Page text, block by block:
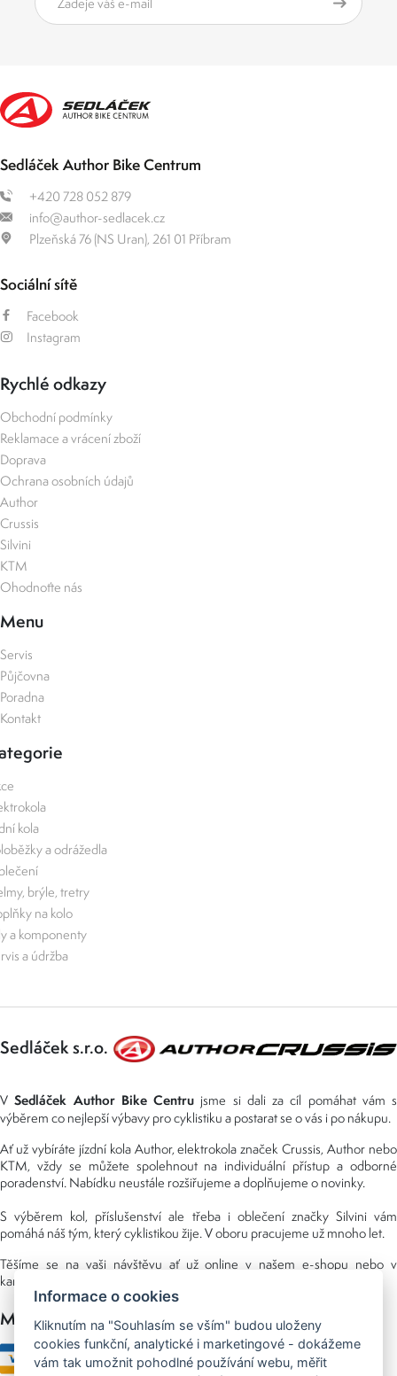
Sedláček Author Bike Centrum
+420 728 052 879
info@author-sedlacek.cz
Plzeňská 76 (NS Uran), 261 01 Příbram
Sociální sítě
Facebook
Instagram
Rychlé odkazy
Obchodní podmínky
Reklamace a vrácení zboží
Doprava
Ochrana osobních údajů
Author
Crussis
Silvini
KTM
Ohodnoťte nás
Menu
Servis
Půjčovna
Poradna
Kontakt
kola
a odrážedla
brýle, tretry
na kolo
a komponenty
a údržba
Sedláček s.r.o.
VSedláček Author Bike Centru jsme si dali za cíl pomáhat vám s
výběrem co nejlepší výbavy pro cyklistiku a postarat se o vás i po nákupu.
Ať už vybíráte jízdní kola Author, elektrokola značek Crussis, Author nebo
KTM, vždy se můžete spolehnout na individuální přístup a odborné
poradenství. Nabídku neustále rozšiřujeme a doplňujeme o novinky.
S výběrem kol, příslušenství ale třeba i oblečení značky Silvini vám
pomáhá náš tým, který cyklistikou žije. V oboru pracujeme už mnoho let.
Těšíme se na vaši návštěvu ať už online v našem e-shopu nebo v
kamenné prodejně, kterou najdete v NS (nákupní středisko) URAN.
Možnosti platby
Informace o cookies
Kliknutím na "Souhlasím se vším" budou uloženy
cookies funkční, analytické i marketingové - dokážeme
vám tak umožnit pohodlné používání webu, měřit